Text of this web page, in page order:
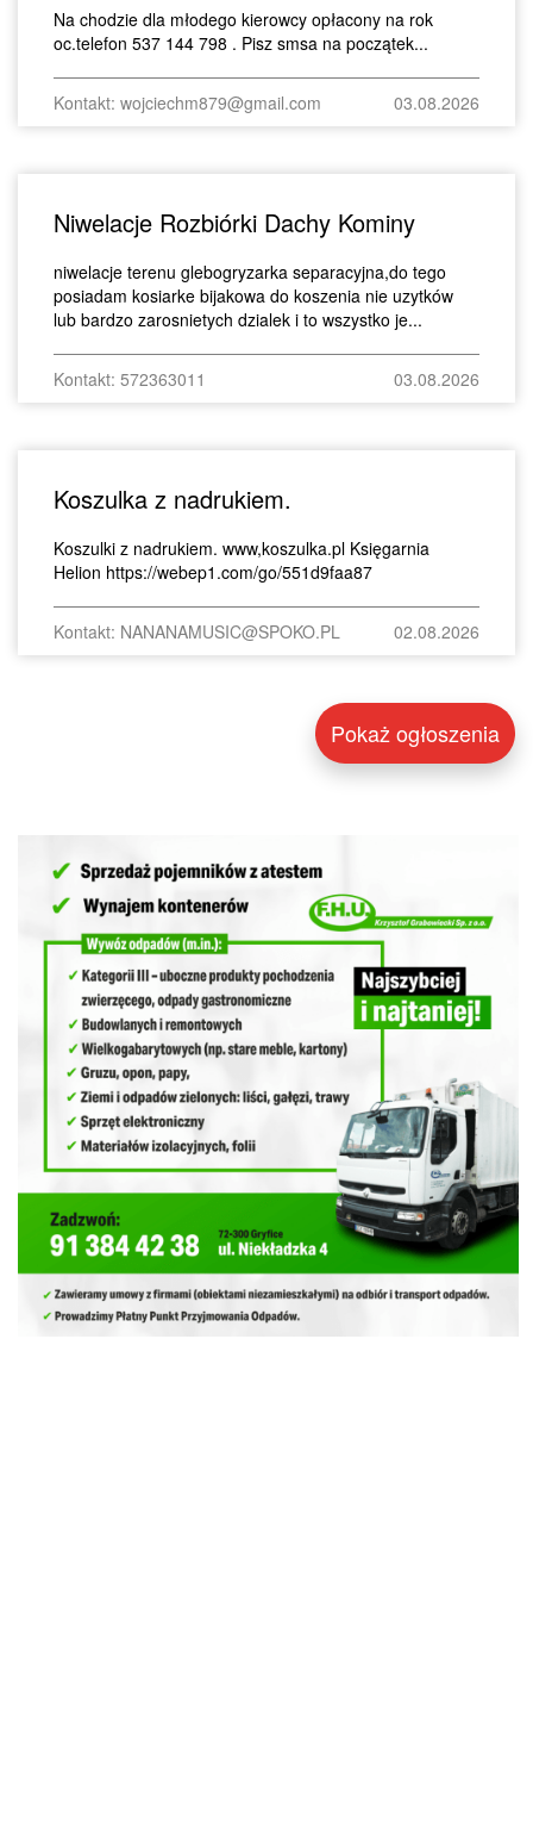
Na chodzie dla młodego kierowcy opłacony na rok
oc.telefon 537 144 798 . Pisz smsa na początek...
Kontakt: wojciechm879@gmail.com 03.08.2026
Niwelacje Rozbiórki Dachy Kominy
niwelacje terenu glebogryzarka separacyjna,do tego
posiadam kosiarke bijakowa do koszenia nie uzytków
lub bardzo zarosnietych dzialek i to wszystko je...
Kontakt: 572363011 03.08.2026
Koszulka z nadrukiem.
Koszulki z nadrukiem. www,koszulka.pl Księgarnia
Helion https://webep1.com/go/551d9faa87
Kontakt: NANANAMUSIC@SPOKO.PL 02.08.2026
Pokaż ogłoszenia